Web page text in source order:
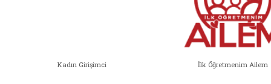
Kadın Girişimci İlk Öğretmenim Ailem